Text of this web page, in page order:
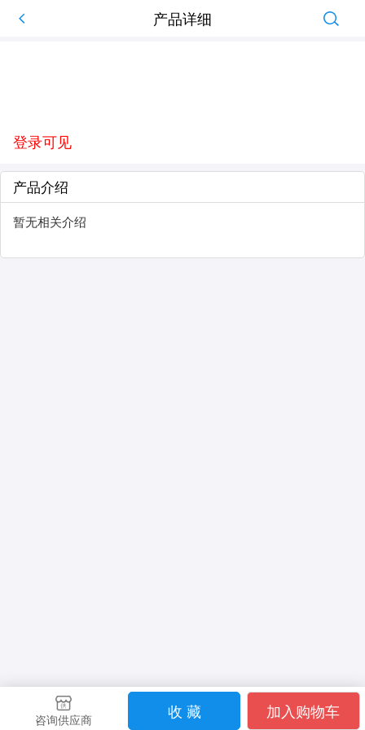
产品详细
登录可见
产品介绍
暂无相关介绍
咨询供应商 收 藏 加入购物车